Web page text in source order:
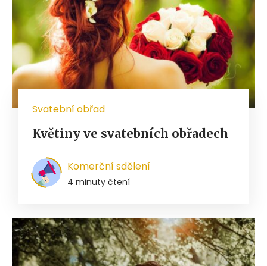
Svatební obřad
Květiny ve svatebních obřadech
Komerční sdělení
4 minuty čtení